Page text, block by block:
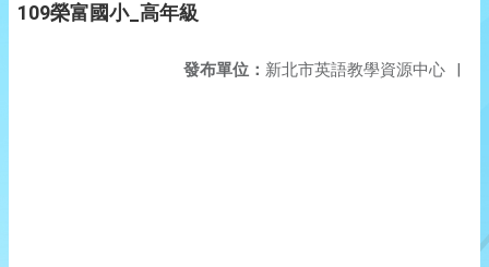
109榮富國小_高年級
發布單位： 新北市英語教學資源中心 |